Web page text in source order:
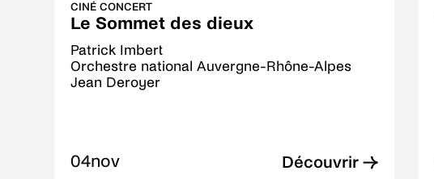
CINÉ CONCERT
Le Sommet des dieux
Patrick Imbert
Orchestre national Auvergne-Rhône-Alpes
Jean Deroyer
nov
04 Découvrir →